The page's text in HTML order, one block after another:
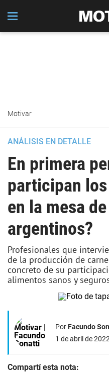
Motivar
ANÁLISIS EN DETALLE
En primera
participan
en la mesa
argentinos?
Profesionales que
de la producción de
concreto de su
alimentos sanos y
PorFacundo
1 de abril de
Compartí esta nota: